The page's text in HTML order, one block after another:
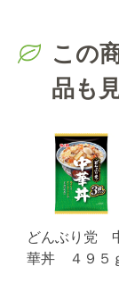
この
品も
どんぶり党
華丼 ４９５